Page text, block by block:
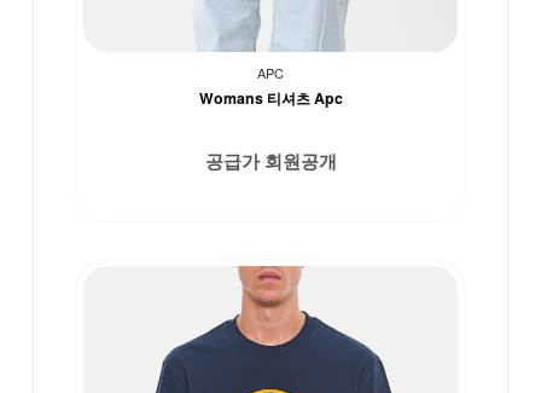
APC
Womans 티셔츠 Apc
공급가 회원공개